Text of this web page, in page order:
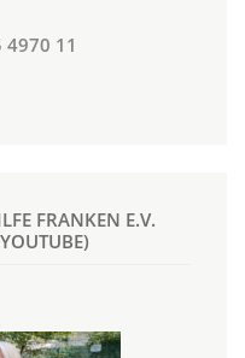
4970 11
FRANKEN E.V.